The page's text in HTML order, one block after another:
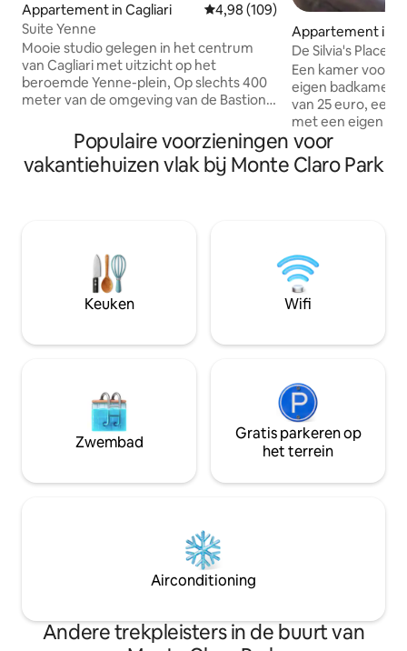
Appartement in Cagliari Gemiddelde beoordeling van
4,98 (109)
Suite Yenne
Mooie studio gelegen in het centrum
van Cagliari met uitzicht op het
beroemde Yenne-plein, Op slechts 400
meter van de omgeving van de Bastioni,
slechts 600 meter van de haven, in het
hart van het nachtleven, vol met clubs,
restaurants en winkels voor degenen die
gratis Netflix, Amazon Movie&Music),
wifi, een wasdroger, een magnetron,
een magnetron en een
inductiekookplaat.
Appartement in
De Silvia's Place
Een kamer voor
eigen badkamer
van 25 euro, een
met een eigen
twee personen
maken deze
2+2 personen die
lokale bevolking
genieten van een
daken, waar je
van Cagliari in al
Populaire voorzieningen voor
vakantiehuizen vlak bij Monte Claro Park
Keuken Wifi
Zwembad
Gratis parkeren op
het terrein
Airconditioning
Andere trekpleisters in de buurt van